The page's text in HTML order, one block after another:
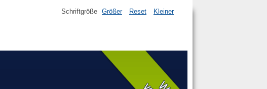
Schriftgröße Größer Reset Kleiner